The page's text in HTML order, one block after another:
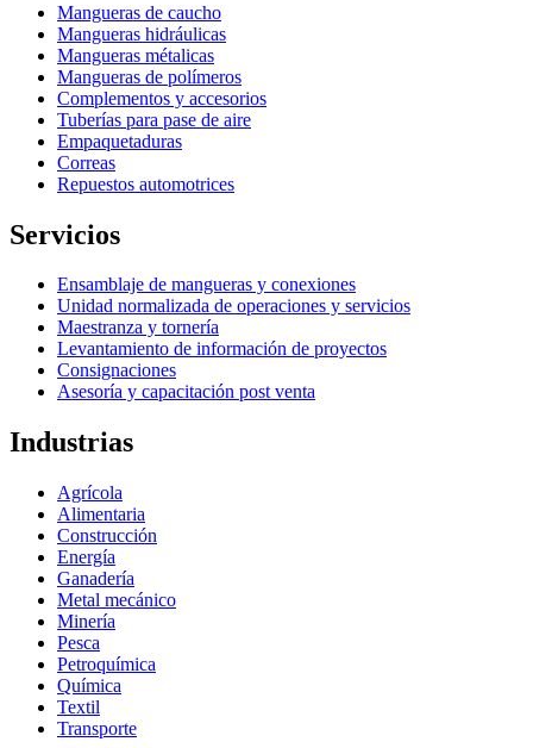
Mangueras de caucho
Mangueras hidráulicas
Mangueras métalicas
Mangueras de polímeros
Complementos y accesorios
Tuberías para pase de aire
Empaquetaduras
Correas
Repuestos automotrices
Servicios
Ensamblaje de mangueras y conexiones
Unidad normalizada de operaciones y servicios
Maestranza y tornería
Levantamiento de información de proyectos
Consignaciones
Asesoría y capacitación post venta
Industrias
Agrícola
Alimentaria
Construcción
Energía
Ganadería
Metal mecánico
Minería
Pesca
Petroquímica
Química
Textil
Transporte